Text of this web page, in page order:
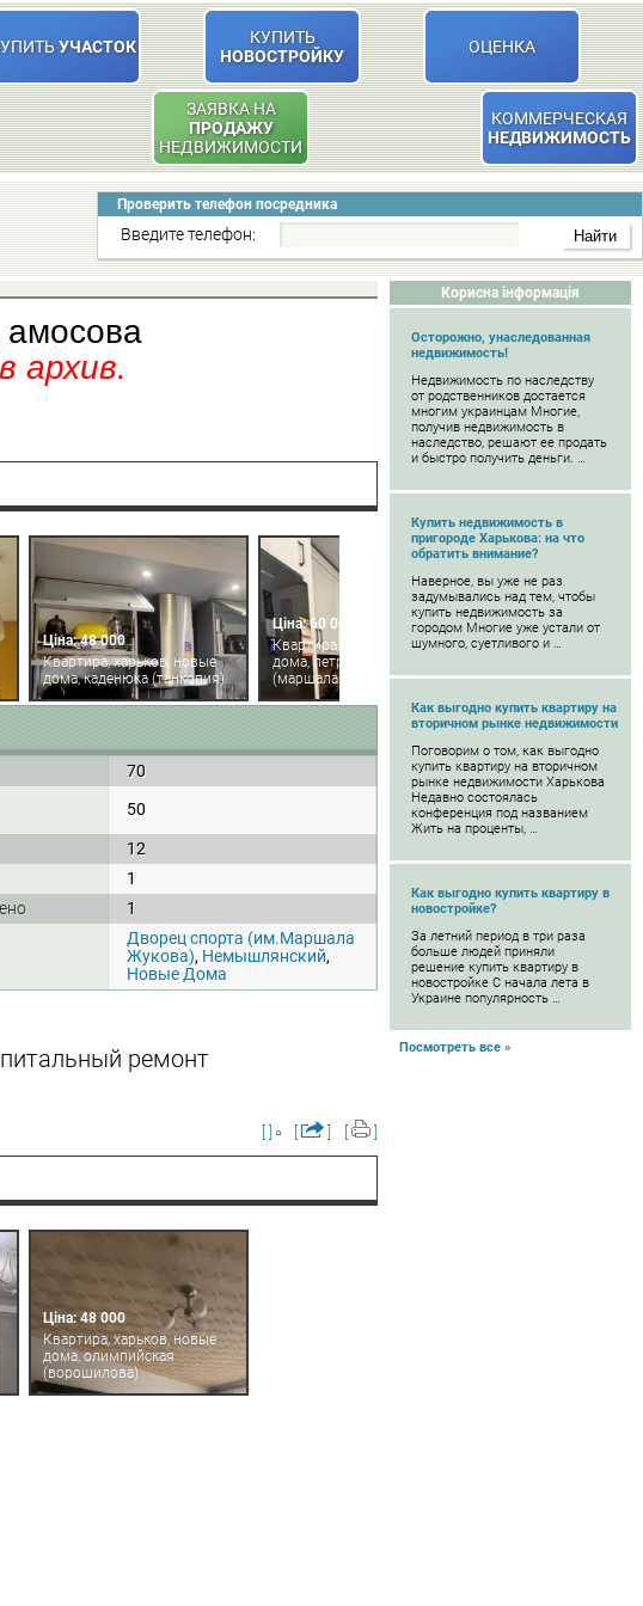
УЧАСТОК
КУПИТЬ
НОВОСТРОЙКУ
ОЦЕНКА
ЗАЯВКА НА
ПРОДАЖУ
НЕДВИЖИМОСТИ
КОММЕРЧЕСКАЯ
НЕДВИЖИМОСТЬ
Проверить телефон посредника
Введите телефон:
Корисна інформація
Осторожно, унаследованная
недвижимость!
Недвижимость по наследству
от родственников достается
многим украинцам Многие,
получив недвижимость в
наследство, решают ее продать
и быстро получить деньги. …
Купить недвижимость в
пригороде Харькова: на что
обратить внимание?
Наверное, вы уже не раз
задумывались над тем, чтобы
купить недвижимость за
городом Многие уже устали от
шумного, суетливого и …
Как выгодно купить квартиру на
вторичном рынке недвижимости
Поговорим о том, как выгодно
купить квартиру на вторичном
рынке недвижимости Харькова
Недавно состоялась
конференция под названием
Жить на проценты, …
Как выгодно купить квартиру в
новостройке?
За летний период в три раза
больше людей приняли
решение купить квартиру в
новостройке С начала лета в
Украине популярность …
Посмотреть все »
амосова
архив.
Ціна: 48 000
Квартира, харьков, новые
дома, каденюка (танкопия)
Ціна: 60 000
Квартира, харьков, новые
дома, петра григоренко пр.
(маршала жукова пр.)
70
50
12
1
1
Дворец спорта (им.Маршала
Жукова), Немышлянский,
Новые Дома
ремонт
Ціна: 48 000
Квартира, харьков, новые
дома, олимпийская
(ворошилова)